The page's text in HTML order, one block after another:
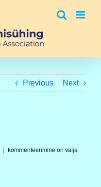
Previous Next
TEEMAD
kommenteerimine on välja